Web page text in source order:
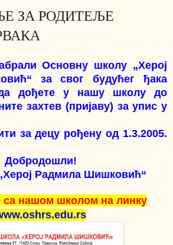
ЗА РОДИТЕЉЕ
Основну школу „Херој
за свог будућег ђака
дођете у нашу школу до
захтев (пријаву) за упис у
за децу рођену од 1.3.2005.
Добродошли!
Радмила Шишковић“
са нашом школом на линку